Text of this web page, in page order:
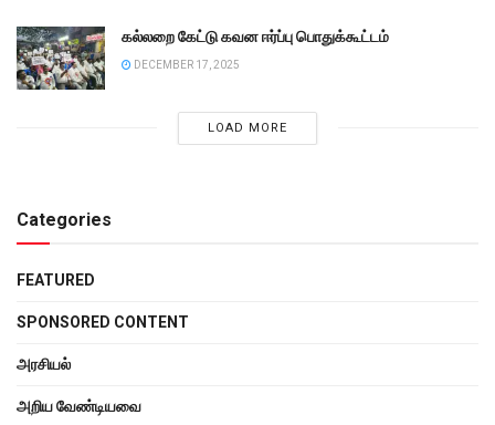
கல்லறை கேட்டு கவன ஈர்ப்பு பொதுக்கூட்டம்
DECEMBER 17, 2025
LOAD MORE
Categories
FEATURED
SPONSORED CONTENT
அரசியல்
அறிய வேண்டியவை